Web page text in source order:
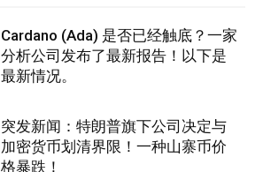
Cardano (Ada) 是否已经触底？一家
分析公司发布了最新报告！以下是
最新情况。
突发新闻：特朗普旗下公司决定与
加密货币划清界限！一种山寨币价
格暴跌！